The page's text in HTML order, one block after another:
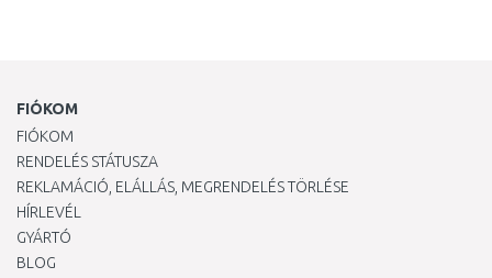
FIÓKOM
FIÓKOM
RENDELÉS STÁTUSZA
REKLAMÁCIÓ, ELÁLLÁS, MEGRENDELÉS TÖRLÉSE
HÍRLEVÉL
GYÁRTÓ
BLOG